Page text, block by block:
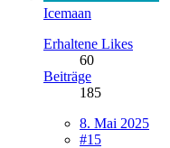
Icemaan
Erhaltene Likes
60
Beiträge
185
8. Mai 2025
#15